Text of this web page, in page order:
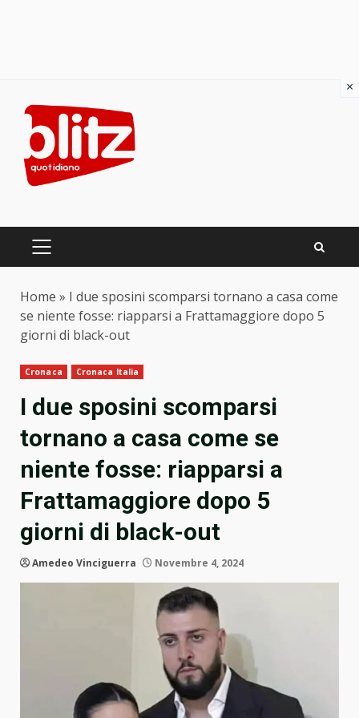
content
PRIMARY
Home » I due sposini scomparsi tornano a casa come
se niente fosse: riapparsi a Frattamaggiore dopo 5
giorni di black-out
Cronaca Cronaca Italia
I due sposini scomparsi
tornano a casa come se
niente fosse: riapparsi a
Frattamaggiore dopo 5
giorni di black-out
Amedeo Vinciguerra Novembre 4, 2024
×